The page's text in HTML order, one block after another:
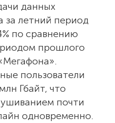
данных
за летний период
по сравнению
прошлого
пользователи
Гбайт, что
почти
одновременно.